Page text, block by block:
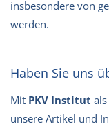
insbesondere von
werden.
Haben Sie uns
Mit PKV Institut
unsere Artikel und